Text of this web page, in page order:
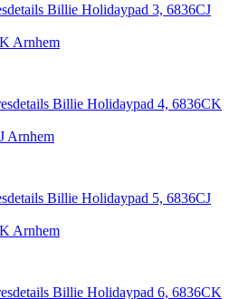
Billie Holidaypad 3, 6836CJ
Arnhem
Billie Holidaypad 4, 6836CK
Arnhem
Billie Holidaypad 5, 6836CJ
Arnhem
Billie Holidaypad 6, 6836CK